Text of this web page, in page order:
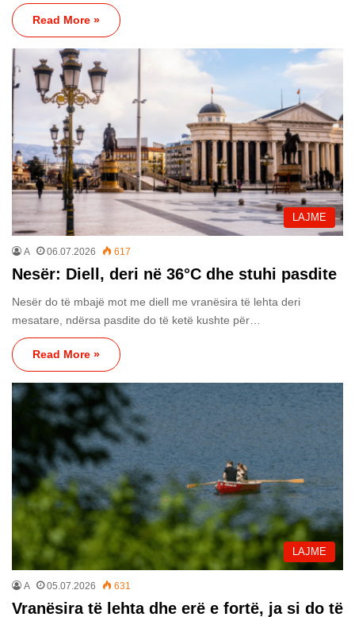
Read More »
LAJME
A 06.07.2026 617
Nesër: Diell, deri në 36°C dhe stuhi pasdite
Nesër do të mbajë mot me diell me vranësira të lehta deri
mesatare, ndërsa pasdite do të ketë kushte për…
Read More »
LAJME
A 05.07.2026 631
Vranësira të lehta dhe erë e fortë, ja si do të